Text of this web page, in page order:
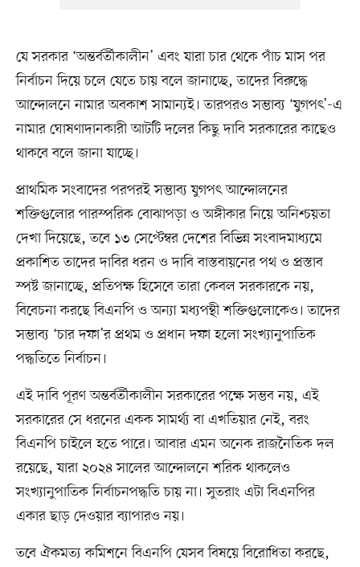
যে সরকার ‘অন্তর্বর্তীকালীন’ এবং যারা চার থেকে পাঁচ মাস পর
নির্বাচন দিয়ে চলে যেতে চায় বলে জানাচ্ছে, তাদের বিরুদ্ধে
আন্দোলনে নামার অবকাশ সামান্যই। তারপরও সম্ভাব্য ‘যুগপৎ’-এ
নামার ঘোষণাদানকারী আটটি দলের কিছু দাবি সরকারের কাছেও
থাকবে বলে জানা যাচ্ছে।
প্রাথমিক সংবাদের পরপরই সম্ভাব্য যুগপৎ আন্দোলনের
শক্তিগুলোর পারস্পরিক বোঝাপড়া ও অঙ্গীকার নিয়ে অনিশ্চয়তা
দেখা দিয়েছে, তবে ১৩ সেপ্টেম্বর দেশের বিভিন্ন সংবাদমাধ্যমে
প্রকাশিত তাদের দাবির ধরন ও দাবি বাস্তবায়নের পথ ও প্রস্তাব
স্পষ্ট জানাচ্ছে, প্রতিপক্ষ হিসেবে তারা কেবল সরকারকে নয়,
বিবেচনা করছে বিএনপি ও অন্যা মধ্যপন্থী শক্তিগুলোকেও। তাদের
সম্ভাব্য ‘চার দফা’র প্রথম ও প্রধান দফা হলো সংখ্যানুপাতিক
পদ্ধতিতে নির্বাচন।
এই দাবি পূরণ অন্তর্বর্তীকালীন সরকারের পক্ষে সম্ভব নয়, এই
সরকারের সে ধরনের একক সামর্থ্য বা এখতিয়ার নেই, বরং
বিএনপি চাইলে হতে পারে। আবার এমন অনেক রাজনৈতিক দল
রয়েছে, যারা ২০২৪ সালের আন্দোলনে শরিক থাকলেও
সংখ্যানুপাতিক নির্বাচনপদ্ধতি চায় না। সুতরাং এটা বিএনপির
একার ছাড় দেওয়ার ব্যাপারও নয়।
তবে ঐকমত্য কমিশনে বিএনপি যেসব বিষয়ে বিরোধিতা করছে,